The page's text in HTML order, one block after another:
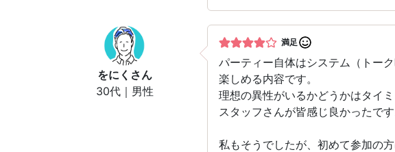
をにく さん
30代｜男性
満足
パーティー自体はシステム（トー
楽しめる内容です。
理想の異性がいるかどうかはタイ
スタッフさんが皆感じ良かったです
私もそうでしたが、初めて参加の